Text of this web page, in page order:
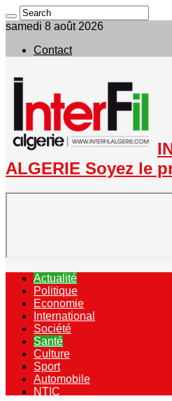
samedi 8 août 2026
Contact
ALGERIE Soyez le
Actualité
Politique
Economie
International
Société
Santé
Culture
Sport
Automobile
NTIC